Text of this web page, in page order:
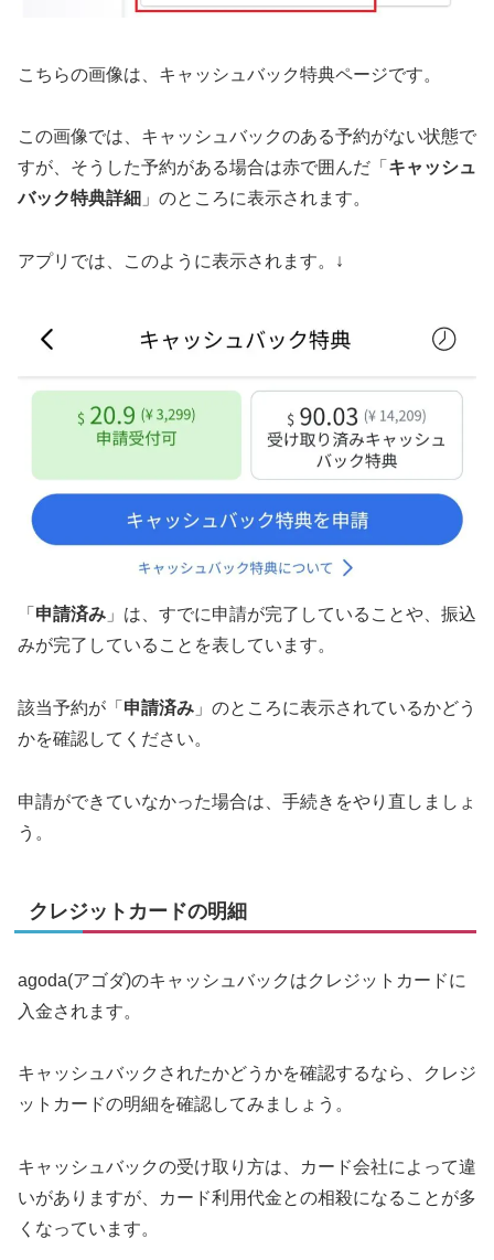
こちらの画像は、キャッシュバック特典ページです。
この画像では、キャッシュバックのある予約がない状態で
すが、そうした予約がある場合は赤で囲んだ「 キャッシュ
バック特典詳細 」のところに表示されます。
アプリでは、このように表示されます。↓
「 申請済み 」は、すでに申請が完了していることや、振込
みが完了していることを表しています。
該当予約が「 申請済み 」のところに表示されているかどう
かを確認してください。
申請ができていなかった場合は、手続きをやり直しましょ
う。
クレジットカードの明細
agoda(アゴダ)のキャッシュバックはクレジットカードに
入金されます。
キャッシュバックされたかどうかを確認するなら、クレジ
ットカードの明細を確認してみましょう。
キャッシュバックの受け取り方は、カード会社によって違
いがありますが、カード利用代金との相殺になることが多
くなっています。